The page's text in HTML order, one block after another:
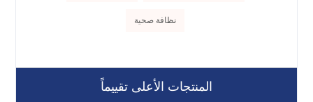
نظافة صحية
المنتجات الأعلى تقييماً